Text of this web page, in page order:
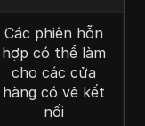
Các phiên hỗn
hợp có thể làm
cho các cửa
hàng có vẻ kết
nối